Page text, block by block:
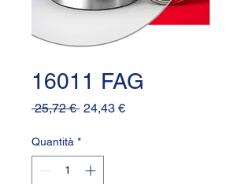
16011 FAG
25,72 € Prezzo
24,43 €Prezzo
Quantità *